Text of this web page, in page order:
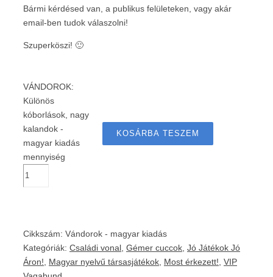
Bármi kérdésed van, a publikus felületeken, vagy akár
email-ben tudok válaszolni!
Szuperköszi! 🙂
VÁNDOROK:
Különös
kóborlások, nagy
kalandok -
magyar kiadás
mennyiség
KOSÁRBA TESZEM
Cikkszám: Vándorok - magyar kiadás
Kategóriák: Családi vonal Gémer cuccok Jó Játékok Jó
Áron!
Magyar nyelvű társasjátékok Most érkezett! VIP